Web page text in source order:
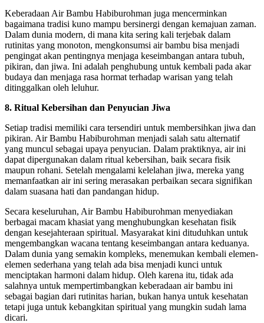
Keberadaan Air Bambu Habiburohman juga mencerminkan
bagaimana tradisi kuno mampu bersinergi dengan kemajuan zaman.
Dalam dunia modern, di mana kita sering kali terjebak dalam
rutinitas yang monoton, mengkonsumsi air bambu bisa menjadi
pengingat akan pentingnya menjaga keseimbangan antara tubuh,
pikiran, dan jiwa. Ini adalah penghubung untuk kembali pada akar
budaya dan menjaga rasa hormat terhadap warisan yang telah
ditinggalkan oleh leluhur.
8. Ritual Kebersihan dan Penyucian Jiwa
Setiap tradisi memiliki cara tersendiri untuk membersihkan jiwa dan
pikiran. Air Bambu Habiburohman menjadi salah satu alternatif
yang muncul sebagai upaya penyucian. Dalam praktiknya, air ini
dapat dipergunakan dalam ritual kebersihan, baik secara fisik
maupun rohani. Setelah mengalami kelelahan jiwa, mereka yang
memanfaatkan air ini sering merasakan perbaikan secara signifikan
dalam suasana hati dan pandangan hidup.
Secara keseluruhan, Air Bambu Habiburohman menyediakan
berbagai macam khasiat yang menghubungkan kesehatan fisik
dengan kesejahteraan spiritual. Masyarakat kini dituduhkan untuk
mengembangkan wacana tentang keseimbangan antara keduanya.
Dalam dunia yang semakin kompleks, menemukan kembali elemen-
elemen sederhana yang telah ada bisa menjadi kunci untuk
menciptakan harmoni dalam hidup. Oleh karena itu, tidak ada
salahnya untuk mempertimbangkan keberadaan air bambu ini
sebagai bagian dari rutinitas harian, bukan hanya untuk kesehatan
tetapi juga untuk kebangkitan spiritual yang mungkin sudah lama
dicari.